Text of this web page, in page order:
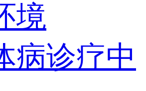
境
病诊疗中